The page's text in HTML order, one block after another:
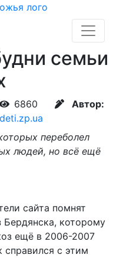
семьи
6860
Автор:
переболел
людей, но всё ещё
сайта помнят
Бердянска, которому
ещё в 2006-2007
справился с этим